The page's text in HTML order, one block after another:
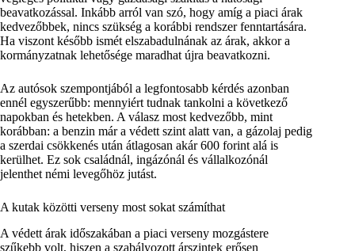
beavatkozással. Inkább arról van szó, hogy amíg a piaci árak
kedvezőbbek, nincs szükség a korábbi rendszer fenntartására.
Ha viszont később ismét elszabadulnának az árak, akkor a
kormányzatnak lehetősége maradhat újra beavatkozni.
Az autósok szempontjából a legfontosabb kérdés azonban
ennél egyszerűbb: mennyiért tudnak tankolni a következő
napokban és hetekben. A válasz most kedvezőbb, mint
korábban: a benzin már a védett szint alatt van, a gázolaj pedig
a szerdai csökkenés után átlagosan akár 600 forint alá is
kerülhet. Ez sok családnál, ingázónál és vállalkozónál
jelenthet némi levegőhöz jutást.
A kutak közötti verseny most sokat számíthat
A védett árak időszakában a piaci verseny mozgástere
szűkebb volt, hiszen a szabályozott árszintek erősen